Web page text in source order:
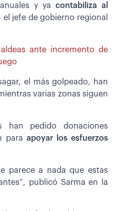
y ya contabiliza al
el jefe de gobierno regional
ante incremento de
el más golpeado, han
varias zonas siguen
han pedido donaciones
para apoyar los esfuerzos
parece a nada que estas
publicó Sarma en la